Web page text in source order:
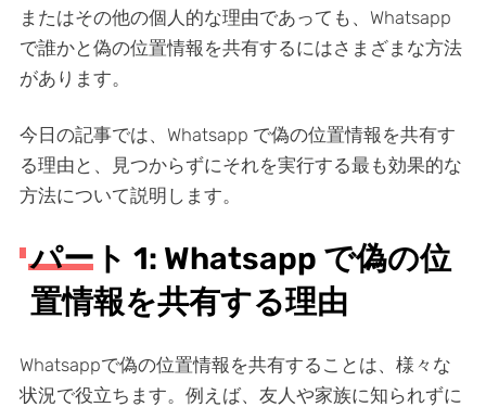
またはその他の個人的な理由であっても、Whatsapp
で誰かと偽の位置情報を共有するにはさまざまな方法
があります。
今日の記事では、Whatsapp で偽の位置情報を共有す
る理由と、見つからずにそれを実行する最も効果的な
方法について説明します。
パート 1: Whatsapp で偽の位
置情報を共有する理由
Whatsappで偽の位置情報を共有することは、様々な
状況で役立ちます。例えば、友人や家族に知られずに